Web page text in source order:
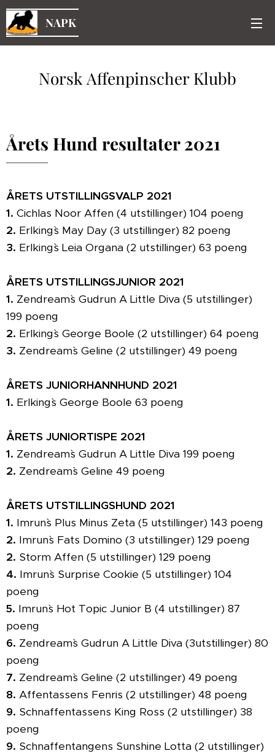
NAPK
Norsk Affenpinscher Klubb
Årets Hund resultater 2021
ÅRETS UTSTILLINGSVALP 2021
1. Cichlas Noor Affen (4 utstillinger) 104 poeng
2. Erlking`s May Day (3 utstillinger) 82 poeng
3. Erlking`s Leia Organa (2 utstillinger) 63 poeng
ÅRETS UTSTILLINGSJUNIOR 2021
1. Zendream`s Gudrun A Little Diva (5 utstillinger)
199 poeng
2. Erlking`s George Boole (2 utstillinger) 64 poeng
3. Zendream`s Geline (2 utstillinger) 49 poeng
ÅRETS JUNIORHANNHUND 2021
1. Erlking`s George Boole 63 poeng
ÅRETS JUNIORTISPE 2021
1. Zendream`s Gudrun A Little Diva 199 poeng
2. Zendream`s Geline 49 poeng
ÅRETS UTSTILLINGSHUND 2021
1. Imrun`s Plus Minus Zeta (5 utstillinger) 143 poeng
2. Imrun`s Fats Domino (3 utstillinger) 129 poeng
2. Storm Affen (5 utstillinger) 129 poeng
4. Imrun`s Surprise Cookie (5 utstillinger) 104
poeng
5. Imrun`s Hot Topic Junior B (4 utstillinger) 87
poeng
6. Zendream`s Gudrun A Little Diva (3utstillinger) 80
poeng
7. Zendream`s Geline (2 utstillinger) 49 poeng
8. Affentassens Fenris (2 utstillinger) 48 poeng
9. Schnaffentassens King Ross (2 utstillinger) 38
poeng
9. Schnaffentangens Sunshine Lotta (2 utstillinger)